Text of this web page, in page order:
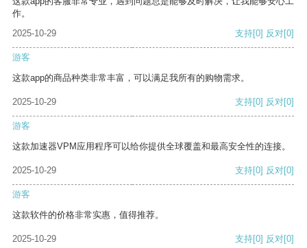
作。
2025-10-29
支持[0] 反对[0]
游客
这款app的商品种类非常丰富，可以满足我所有的购物需求。
2025-10-29 支持[0] 反对[0]
游客
这款加速器VPM应用程序可以给你提供全球覆盖和最高安全性的连接。
2025-10-29 支持[0] 反对[0]
游客
这款软件的价格非常实惠，值得推荐。
2025-10-29 支持[0] 反对[0]